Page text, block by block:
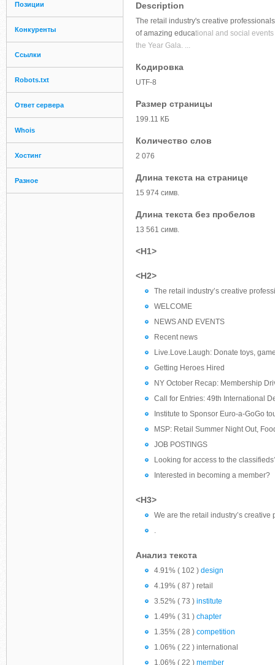
Позиции
Конкуренты
Ссылки
Robots.txt
Ответ сервера
Whois
Хостинг
Разное
Description
The retail industry's creative
of amazing educational and social
the Year Gala. ...
Кодировка
UTF-8
Размер страницы
199.11 КБ
Количество слов
2 076
Длина текста на странице
15 974 симв.
Длина текста без пробелов
13 561 симв.
<H1>
<H2>
The retail industry’s creative
WELCOME
NEWS AND EVENTS
Recent news
Live.Love.Laugh: Donate toys,
Getting Heroes Hired
NY October Recap: Membership
Call for Entries: 49th International
Institute to Sponsor Euro-a-GoGo
MSP: Retail Summer Night Out,
JOB POSTINGS
Looking for access to the
Interested in becoming a member?
<H3>
We are the retail industry’s
.
Анализ текста
4.91% ( 102 ) design
4.19% ( 87 ) retail
3.52% ( 73 ) institute
1.49% ( 31 ) chapter
1.35% ( 28 ) competition
1.06% ( 22 ) international
1.06% ( 22 ) member